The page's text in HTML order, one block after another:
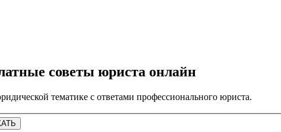
советы юриста онлайн
тематике с ответами профессионального юриста.